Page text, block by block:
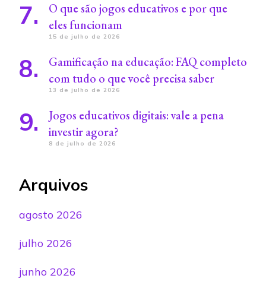
O que são jogos educativos e por que
eles funcionam
15 de julho de 2026
Gamificação na educação: FAQ completo
com tudo o que você precisa saber
13 de julho de 2026
Jogos educativos digitais: vale a pena
investir agora?
8 de julho de 2026
Arquivos
agosto 2026
julho 2026
junho 2026